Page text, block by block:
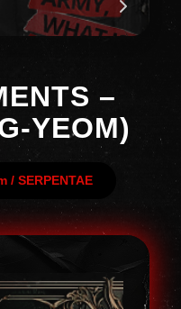
–
YEOM)
/ SERPENTAE